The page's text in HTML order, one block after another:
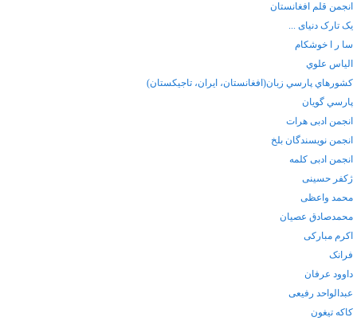
انجمن قلم افغانستان
یک تارک دنیای ...
سا ر ا خوشکام
الياس علوي
كشورهاي پارسي زبان(افغانستان، ايران، تاجيكستان)
پارسي گويان
انجمن ادبی هرات
انجمن نویسندگان بلخ
انجمن ادبی کلمه
ژکفر حسینی
محمد واعظی
محمدصادق عصیان
اکرم مبارکی
فرانک
داوود عرفان
عبدالواحد رفیعی
کاکه تیغون